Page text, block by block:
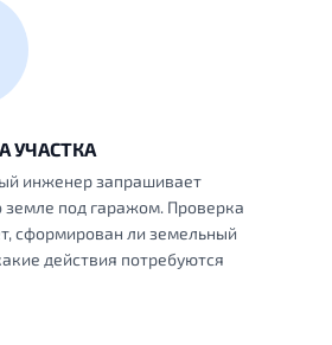
УЧАСТКА
инженер запрашивает
земле под гаражом. Проверка
сформирован ли земельный
действия потребуются